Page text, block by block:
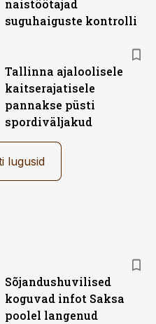
naistöötajad
suguhaiguste kontrolli
Tallinna ajaloolisele
kaitserajatisele
pannakse püsti
spordiväljakud
lugusid
Sõjandushuvilised
koguvad infot Saksa
poolel langenud